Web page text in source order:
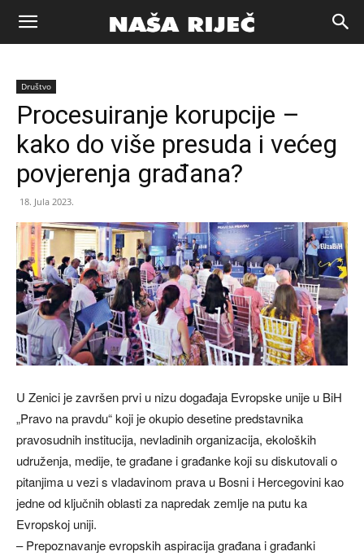
Naša
riječ
Društvo
Procesuiranje korupcije –
kako do više presuda i većeg
povjerenja građana?
18. Jula 2023.
U Zenici je završen prvi u nizu događaja Evropske unije u BiH
„Pravo na pravdu“ koji je okupio desetine predstavnika
pravosudnih institucija, nevladinih organizacija, ekoloških
udruženja, medije, te građane i građanke koji su diskutovali o
pitanjima u vezi s vladavinom prava u Bosni i Hercegovini kao
jedne od ključnih oblasti za napredak zemlje na putu ka
Evropskoj uniji.
– Prepoznavanje evropskih aspiracija građana i građanki